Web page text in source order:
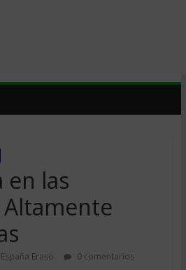
en las
Altamente
Eraso 0 comentarios